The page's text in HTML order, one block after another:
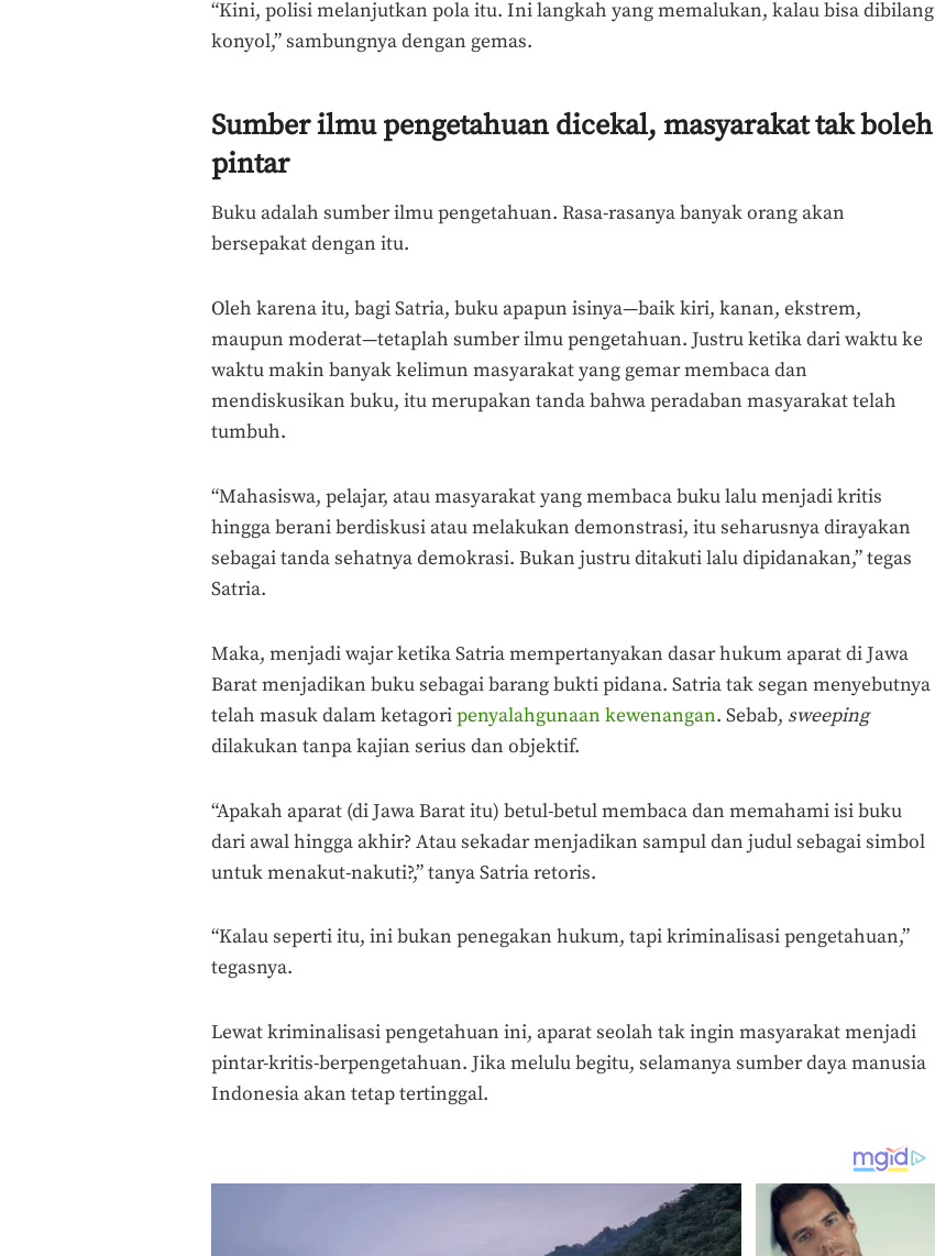
“Kini, polisi melanjutkan pola itu. Ini langkah yang memalukan, kalau bisa dibilang
konyol,” sambungnya dengan gemas.
Sumber ilmu pengetahuan dicekal, masyarakat tak boleh
pintar
Buku adalah sumber ilmu pengetahuan. Rasa-rasanya banyak orang akan
bersepakat dengan itu.
Oleh karena itu, bagi Satria, buku apapun isinya—baik kiri, kanan, ekstrem,
maupun moderat—tetaplah sumber ilmu pengetahuan. Justru ketika dari waktu ke
waktu makin banyak kelimun masyarakat yang gemar membaca dan
mendiskusikan buku, itu merupakan tanda bahwa peradaban masyarakat telah
tumbuh.
“Mahasiswa, pelajar, atau masyarakat yang membaca buku lalu menjadi kritis
hingga berani berdiskusi atau melakukan demonstrasi, itu seharusnya dirayakan
sebagai tanda sehatnya demokrasi. Bukan justru ditakuti lalu dipidanakan,” tegas
Satria.
Maka, menjadi wajar ketika Satria mempertanyakan dasar hukum aparat di Jawa
Barat menjadikan buku sebagai barang bukti pidana. Satria tak segan menyebutnya
telah masuk dalam ketagoripenyalahgunaan kewenangan. Sebab, sweeping
dilakukan tanpa kajian serius dan objektif.
“Apakah aparat (di Jawa Barat itu) betul-betul membaca dan memahami isi buku
dari awal hingga akhir? Atau sekadar menjadikan sampul dan judul sebagai simbol
untuk menakut-nakuti?,” tanya Satria retoris.
“Kalau seperti itu, ini bukan penegakan hukum, tapi kriminalisasi pengetahuan,”
tegasnya.
Lewat kriminalisasi pengetahuan ini, aparat seolah tak ingin masyarakat menjadi
pintar-kritis-berpengetahuan. Jika melulu begitu, selamanya sumber daya manusia
Indonesia akan tetap tertinggal.